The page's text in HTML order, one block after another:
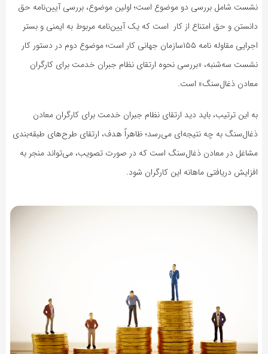
نشست شامل بررسی دو موضوع است؛ اولین موضوع، بررسی آیین‌نامه حق
دانستن و حق امتناع از کار است که یک آیین‌نامه مربوط به ایمنی و بستر
اجرایی مقاوله نامه ۱۵۵سازمان جهانی کار است؛ موضوع دوم در دستور کار
نشست سه‌شنبه، «بررسی نحوه ارتقای نظام جبران خدمت برای کارگران
معادن ذغال‌سنگ» است.
به این ترتیب، باید دید ارتقای نظام جبران خدمت برای کارگران معادن
ذغال‌سنگ به چه نتیجه‌ای می‌رسد؛ ظاهراً هدف، ارتقای طرح‌های طبقه‌بندی
مشاغل در معادن ذغال‌سنگ است که در صورت تصویب، می‌تواند منجر به
افزایش دریافتی ماهانه این کارگران شود.